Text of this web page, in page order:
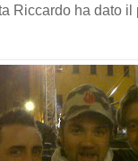
Riccardo ha dato